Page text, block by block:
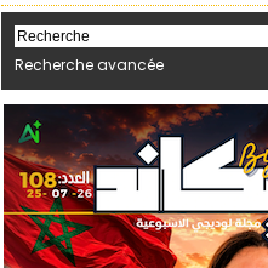
Recherche avancée